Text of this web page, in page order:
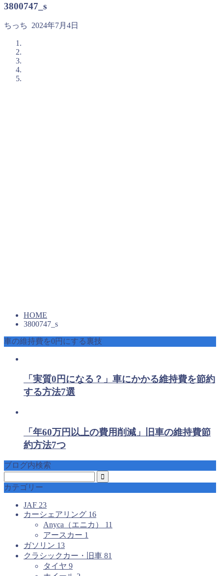
3800747_s
ちっち 2024年7月4日
HOME
3800747_s
車の維持費を0円にする裏技
「実質0円になる？」車にかかる維持費を節約
する方法7選
「年60万円以上の費用削減」旧車の維持費節
約方法7つ
ブログ内検索
カテゴリー
JAF 23
カーシェアリング 16
Anyca（エニカ） 11
アースカー 1
ガソリン 13
クラシックカー・旧車 81
タイヤ 9